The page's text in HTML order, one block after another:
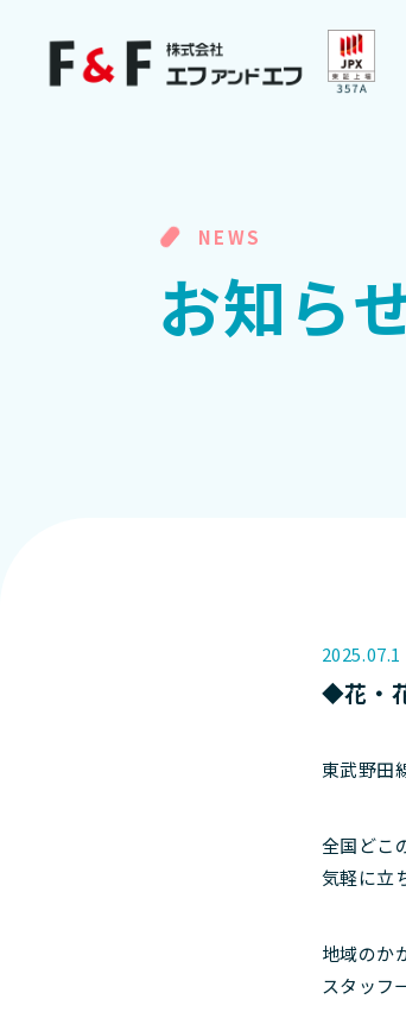
NEWS
お知ら
2025.07.1
◆花・
東武野田
全国どこ
気軽に立
地域のか
スタッフ